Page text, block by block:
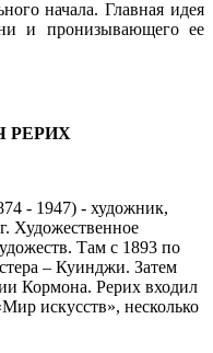
начала. Главная идея
и пронизывающего ее
РЕРИХ
- 1947) - художник,
Художественное
Там с 1893 по
– Куинджи. Затем
Кормона. Рерих входил
искусств», несколько